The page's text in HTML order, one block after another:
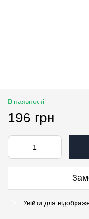
В наявності
196 грн
Увійти для